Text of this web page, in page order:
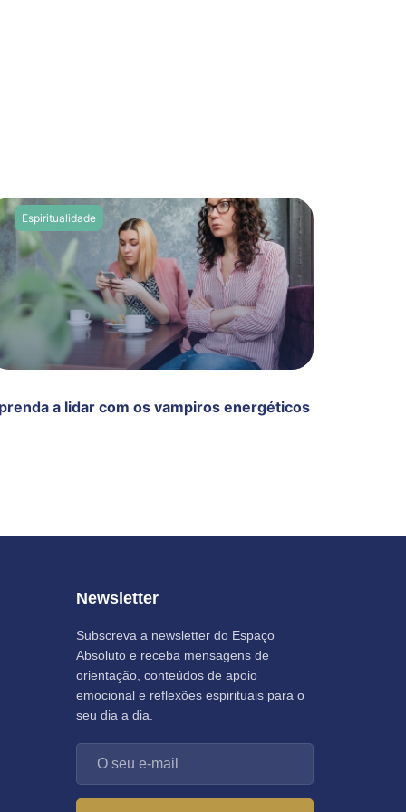
Espiritualidade
a lidar com os vampiros energéticos
Newsletter
Subscreva a newsletter do Espaço
Absoluto e receba mensagens de
orientação, conteúdos de apoio
emocional e reflexões espirituais para o
seu dia a dia.